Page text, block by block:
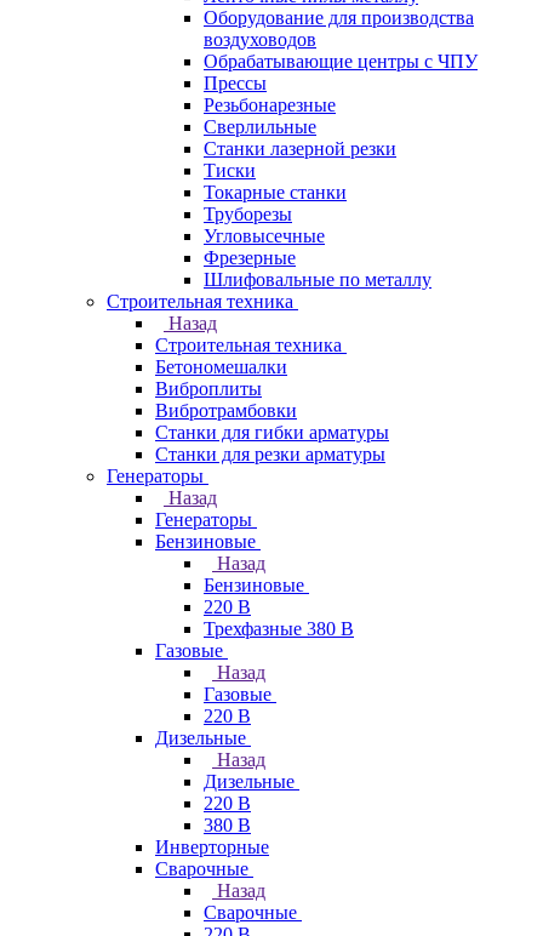
Оборудование для производства
воздуховодов
Обрабатывающие центры с ЧПУ
Прессы
Резьбонарезные
Сверлильные
Станки лазерной резки
Тиски
Токарные станки
Труборезы
Угловысечные
Фрезерные
Шлифовальные по металлу
Строительная техника
Назад
Строительная техника
Бетономешалки
Виброплиты
Вибротрамбовки
Станки для гибки арматуры
Станки для резки арматуры
Генераторы
Назад
Генераторы
Бензиновые
Назад
Бензиновые
220 В
Трехфазные 380 В
Газовые
Назад
Газовые
220 В
Дизельные
Назад
Дизельные
220 В
380 В
Инверторные
Сварочные
Назад
Сварочные